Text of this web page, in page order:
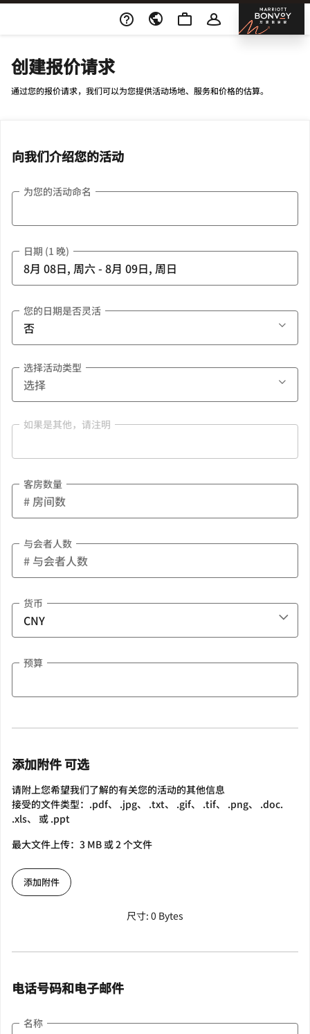
Skip To Content 邦
创建报价请求
通过您的报价请求，我们可以为您提供活动场地、服务和价格的估算。
向我们介绍您的活动
为您的活动命名
日期 (1 晚)
您的日期是否灵活
选择活动类型
如果是其他，请注明
客房数量
与会者人数
货币
预算
添加附件 可选
请附上您希望我们了解的有关您的活动的其他信息
接受的文件类型：.pdf、 .jpg、 .txt、 .gif、 .tif、 .png、 .doc.
.xls、 或 .ppt
最大文件上传：3 MB 或 2 个文件
添加附件
尺寸: 0 Bytes
电话号码和电子邮件
名称